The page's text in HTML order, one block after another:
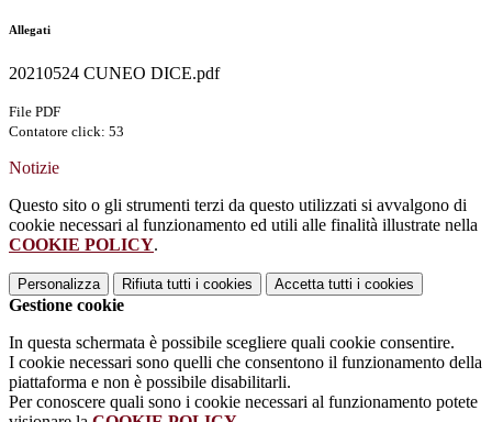
Allegati
20210524 CUNEO DICE.pdf
File PDF
Contatore click: 53
Notizie
Questo sito o gli strumenti terzi da questo utilizzati si avvalgono di
cookie necessari al funzionamento ed utili alle finalità illustrate nella
COOKIE POLICY.
Personalizza Rifiuta tutti i cookies Accetta tutti i cookies
Gestione cookie
In questa schermata è possibile scegliere quali cookie consentire.
I cookie necessari sono quelli che consentono il funzionamento della
piattaforma e non è possibile disabilitarli.
Per conoscere quali sono i cookie necessari al funzionamento potete